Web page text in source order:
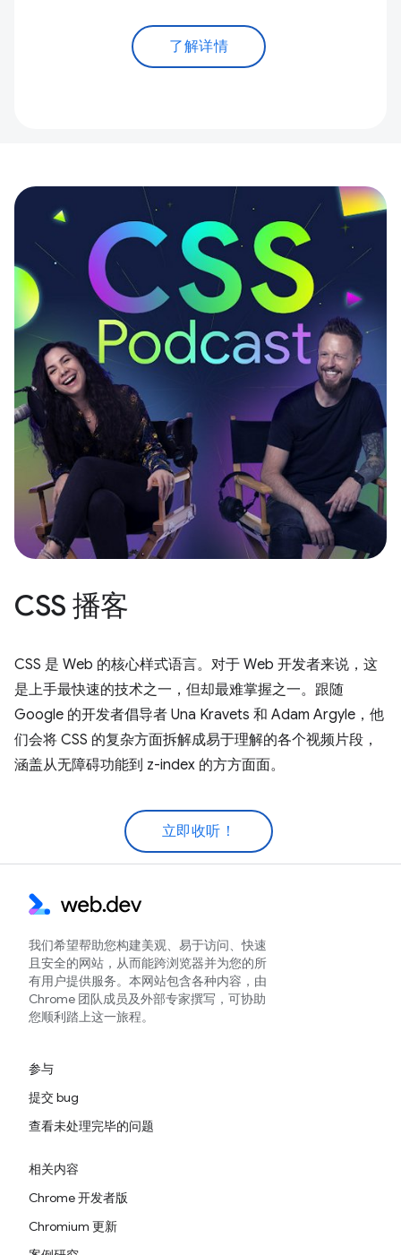
了解详情
CSS 播客
CSS 是 Web 的核心样式语言。对于 Web 开发者来说，这
是上手最快速的技术之一，但却最难掌握之一。跟随
Google 的开发者倡导者 Una Kravets 和 Adam Argyle，他
们会将 CSS 的复杂方面拆解成易于理解的各个视频片段，
涵盖从无障碍功能到 z-index 的方方面面。
立即收听！
我们希望帮助您构建美观、易于访问、快速
且安全的网站，从而能跨浏览器并为您的所
有用户提供服务。本网站包含各种内容，由
Chrome 团队成员及外部专家撰写，可协助
您顺利踏上这一旅程。
参与
提交 bug
查看未处理完毕的问题
相关内容
Chrome 开发者版
Chromium 更新